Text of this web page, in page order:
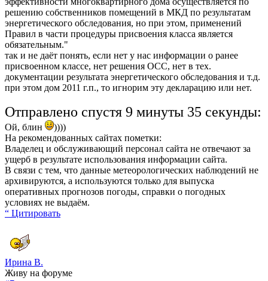
решению собственников помещений в МКД по результатам
энергетического обследования, но при этом, применений
Правил в части процедуры присвоения класса является
обязательным."
так и не даёт понять, если нет у нас информации о ранее
присвоенном классе, нет решения ОСС, нет в тех.
документации результата энергетического обследования и т.д.
при этом дом 2011 г.п., то игнорим эту декларацию или нет.
Отправлено спустя 9 минуты 35 секунды:
Ой, блин
))))
На рекомендованных сайтах пометки:
Владелец и обслуживающий персонал сайта не отвечают за
ущерб в результате использования информации сайта.
В связи с тем, что данные метеорологических наблюдений не
архивируются, а используются только для выпуска
оперативных прогнозов погоды, справки о погодных
условиях не выдаём.
“ Цитировать
Ирина В.
Живу на форуме